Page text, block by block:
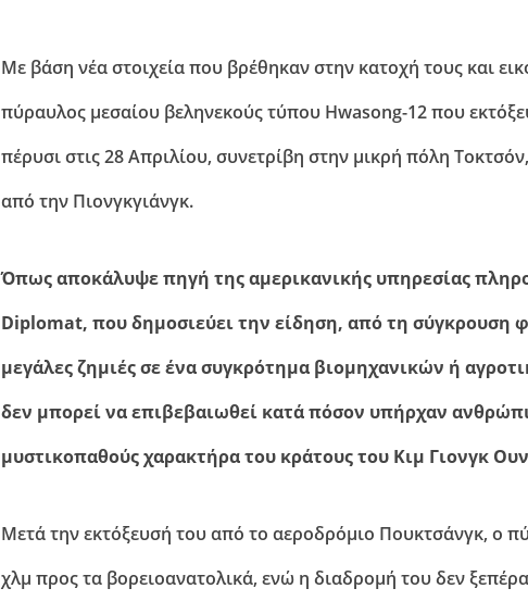
Με βάση νέα στοιχεία που βρέθηκαν στην κατοχή τους και
πύραυλος μεσαίου βεληνεκούς τύπου Hwasong-12 που
πέρυσι στις 28 Απριλίου, συνετρίβη στην μικρή πόλη
από την Πιονγκγιάνγκ.
Όπως αποκάλυψε πηγή της αμερικανικής υπηρεσίας
Diplomat, που δημοσιεύει την είδηση, από τη σύγκρουση
μεγάλες ζημιές σε ένα συγκρότημα βιομηχανικών ή
δεν μπορεί να επιβεβαιωθεί κατά πόσον υπήρχαν
μυστικοπαθούς χαρακτήρα του κράτους του Κιμ Γιονγκ
Μετά την εκτόξευσή του από το αεροδρόμιο Πουκτσάνγκ, ο
χλμ προς τα βορειοανατολικά, ενώ η διαδρομή του δεν